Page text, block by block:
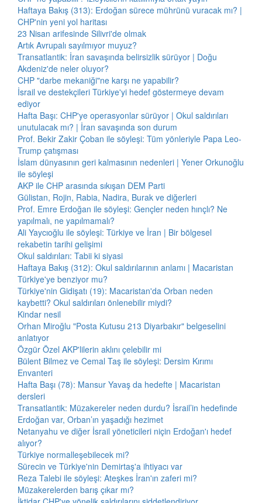
Haftaya Bakış (313): Erdoğan sürece mührünü vuracak mı? |
CHP'nin yeni yol haritası
23 Nisan arifesinde Silivri'de olmak
Artık Avrupalı sayılmıyor muyuz?
Transatlantik: İran savaşında belirsizlik sürüyor | Doğu
Akdeniz'de neler oluyor?
CHP "darbe mekaniği"ne karşı ne yapabilir?
İsrail ve destekçileri Türkiye'yi hedef göstermeye devam
ediyor
Hafta Başı: CHP'ye operasyonlar sürüyor | Okul saldırıları
unutulacak mı? | İran savaşında son durum
Prof. Bekir Zakir Çoban ile söyleşi: Tüm yönleriyle Papa Leo-
Trump çatışması
İslam dünyasının geri kalmasının nedenleri | Yener Orkunoğlu
ile söyleşi
AKP ile CHP arasında sıkışan DEM Parti
Gülistan, Rojin, Rabia, Nadira, Burak ve diğerleri
Prof. Emre Erdoğan ile söyleşi: Gençler neden hınçlı? Ne
yapılmalı, ne yapılmamalı?
Ali Yaycıoğlu ile söyleşi: Türkiye ve İran | Bir bölgesel
rekabetin tarihi gelişimi
Okul saldırıları: Tabii ki siyasi
Haftaya Bakış (312): Okul saldırılarının anlamı | Macaristan
Türkiye'ye benziyor mu?
Türkiye'nin Gidişatı (19): Macaristan'da Orban neden
kaybetti? Okul saldırıları önlenebilir miydi?
Kindar nesil
Orhan Miroğlu "Posta Kutusu 213 Diyarbakır" belgeselini
anlatıyor
Özgür Özel AKP'lilerin aklını çelebilir mi
Bülent Bilmez ve Cemal Taş ile söyleşi: Dersim Kırımı
Envanteri
Hafta Başı (78): Mansur Yavaş da hedefte | Macaristan
dersleri
Transatlantik: Müzakereler neden durdu? İsrail’in hedefinde
Erdoğan var, Orban’ın yaşadığı hezimet
Netanyahu ve diğer İsrail yöneticileri niçin Erdoğan'ı hedef
alıyor?
Türkiye normalleşebilecek mi?
Sürecin ve Türkiye'nin Demirtaş'a ihtiyacı var
Reza Talebi ile söyleşi: Ateşkes İran'ın zaferi mi?
Müzakerelerden barış çıkar mı?